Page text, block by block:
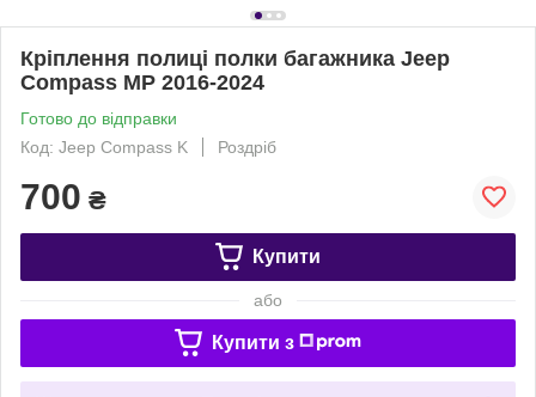
Кріплення полиці полки багажника Jeep
Compass MP 2016-2024
Готово до відправки
Код: Jeep Compass K
Роздріб
700 ₴
Купити
або
Купити з